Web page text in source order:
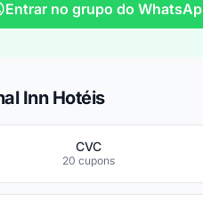
Entrar no grupo do
Inn Hotéis
CVC
20 cupons